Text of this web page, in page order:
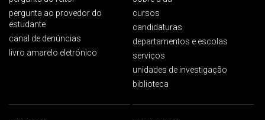
pergunta ao provedor do
estudante
canal de denúncias
livro amarelo eletrónico
cursos
candidaturas
departamentos e escolas
serviços
unidades de investigação
biblioteca